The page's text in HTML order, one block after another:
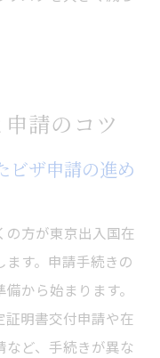
請のコツ
ビザ申請の進め
の方が東京出入国在
す。申請手続きの
から始まります。
証明書交付申請や在
ど、手続きが異な